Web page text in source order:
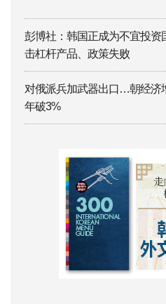
彭博社：韩国正成为不宜投
击杠杆产品、政策失败
对俄派兵加武器出口…朝经济
年破3%